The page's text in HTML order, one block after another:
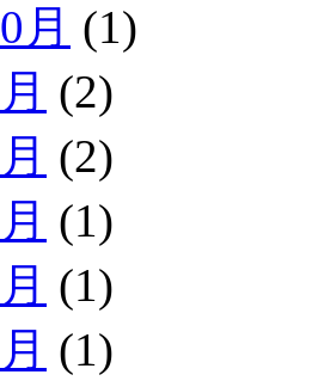
月 (1)
(2)
(2)
(1)
(1)
(1)